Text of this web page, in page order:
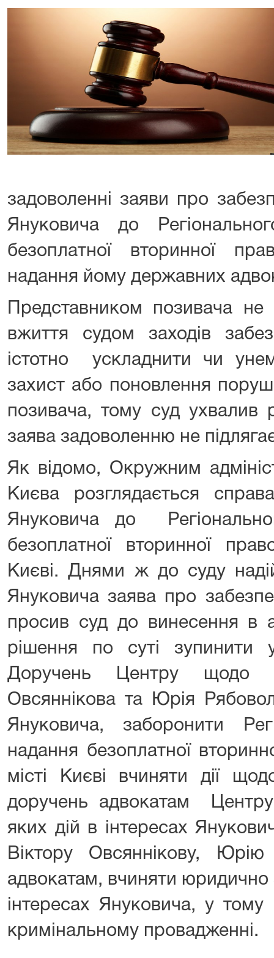
задоволенні заяви про
Януковича до
безоплатної вторинної
надання йому державних
Представником позивача
вжиття судом заходів
істотно ускладнити чи
захист або поновлення
позивача, тому суд ухвалив
заява задоволенню не
Як відомо, Окружним
Києва розглядається
Януковича до
безоплатної вторинної
Києві. Днями ж до суду
Януковича заява про
просив суд до винесення в
рішення по суті зупинити
Доручень Центру щодо
Овсяннікова та Юрія
Януковича, заборонити
надання безоплатної
місті Києві вчиняти дії
доручень адвокатам
яких дій в інтересах
Віктору Овсяннікову,
адвокатам, вчиняти юридично
інтересах Януковича, у тому
кримінальному провадженні.